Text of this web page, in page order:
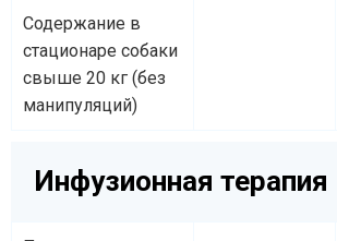
Содержание в
стационаре собаки
свыше 20 кг (без
манипуляций)
Инфузионная терапия